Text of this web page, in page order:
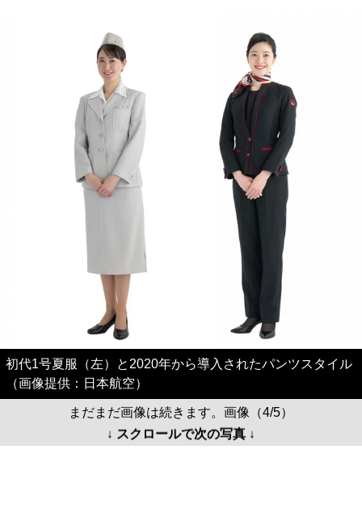
初代1号夏服（左）と2020年から導入されたパンツスタイル
（画像提供：日本航空）
まだまだ画像は続きます。画像（4/5）
↓ スクロールで次の写真 ↓